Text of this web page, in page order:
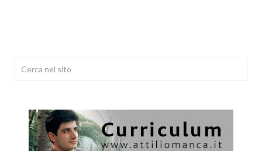
Cerca...